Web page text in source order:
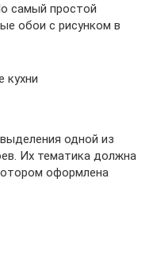
самый простой
обои с рисунком в
кухни
одной из
Их тематика должна
оформлена